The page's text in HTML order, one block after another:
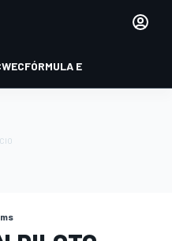
WECFÓRMULA E